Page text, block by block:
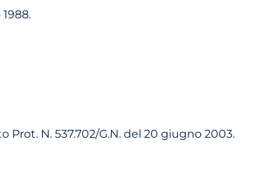
N. 537.702/G.N. del 20 giugno 2003.